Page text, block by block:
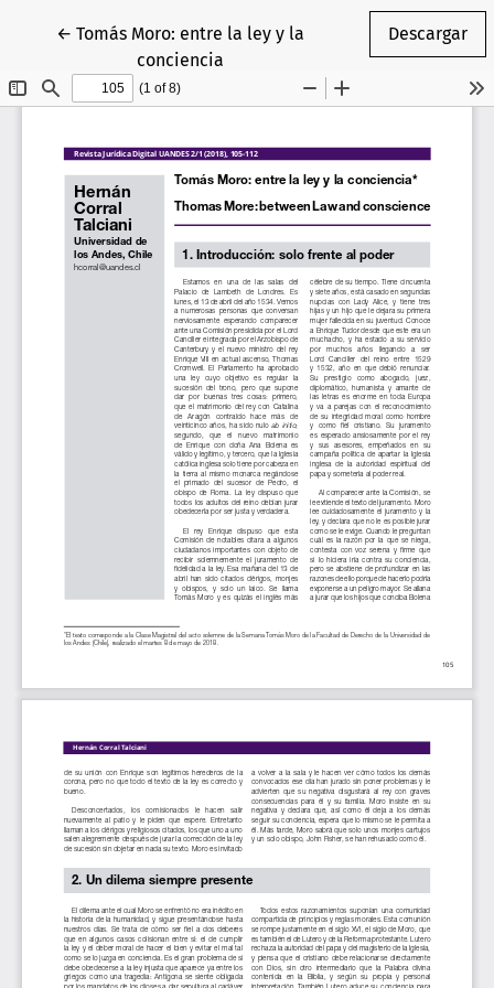
←Volver a los detalles del artículo
Tomás Moro: entre la ley y la
conciencia
Descargar